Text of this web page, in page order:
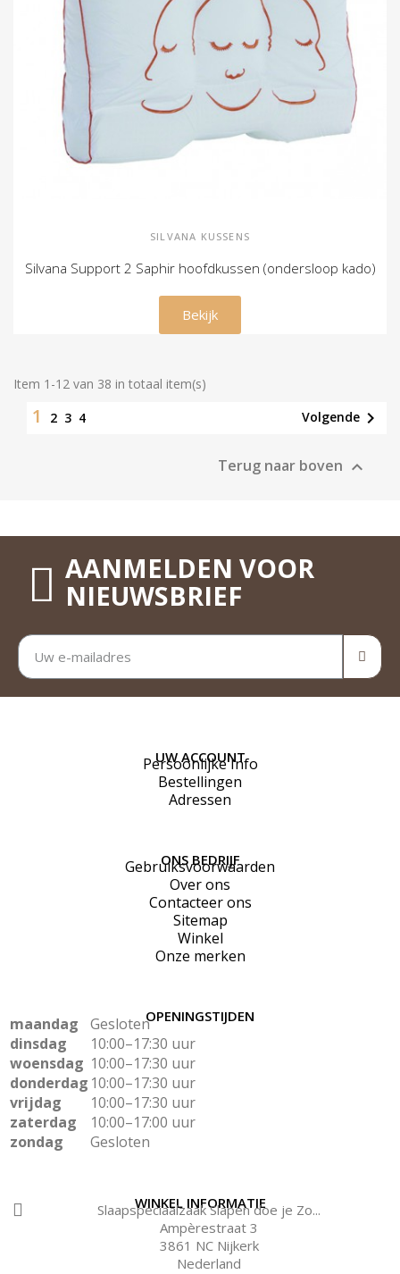
SILVANA KUSSENS
Silvana Support 2 Saphir hoofdkussen (ondersloop kado)
€ 129,00
Bekijk
Item 1-12 van 38 in totaal item(s)
1 2 3 4 Volgende 
Terug naar boven 
AANMELDEN VOOR
NIEUWSBRIEF
UW ACCOUNT
Persoonlijke Info
Bestellingen
Adressen
ONS BEDRIJF
Gebruiksvoorwaarden
Over ons
Contacteer ons
Sitemap
Winkel
Onze merken
OPENINGSTIJDEN
maandag
Gesloten
dinsdag
10:00–17:30 uur
woensdag 10:00–17:30 uur
donderdag 10:00–17:30 uur
vrijdag
10:00–17:30 uur
zaterdag
10:00–17:00 uur
zondag
Gesloten
WINKEL INFORMATIE
Slaapspeciaalzaak Slapen doe je Zo...
Ampèrestraat 3
3861 NC Nijkerk
Nederland